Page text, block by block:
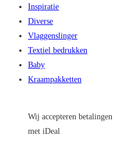
Inspiratie
Diverse
Vlaggenslinger
Textiel bedrukken
Baby
Kraampakketten
Wij accepteren betalingen
met iDeal